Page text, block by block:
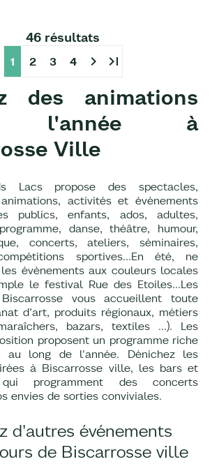
46 résultats
1 2 3 4 chevron_right last_page
des animations
l'année à
Ville
Lacs propose des spectacles,
activités et événements
publics, enfants, ados, adultes,
danse, théâtre, humour,
concerts, ateliers, séminaires,
sportives…En été, ne
évènements aux couleurs locales
le festival Rue des Etoiles…Les
vous accueillent toute
d’art, produits régionaux, métiers
bazars, textiles …). Les
proposent un programme riche
long de l'année. Dénichez les
à Biscarrosse ville, les bars et
qui programment des concerts
envies de sorties conviviales.
d'autres événements
de Biscarrosse ville